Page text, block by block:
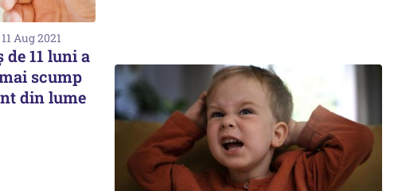
Aug 2021
de 11 luni a
scump
din lume